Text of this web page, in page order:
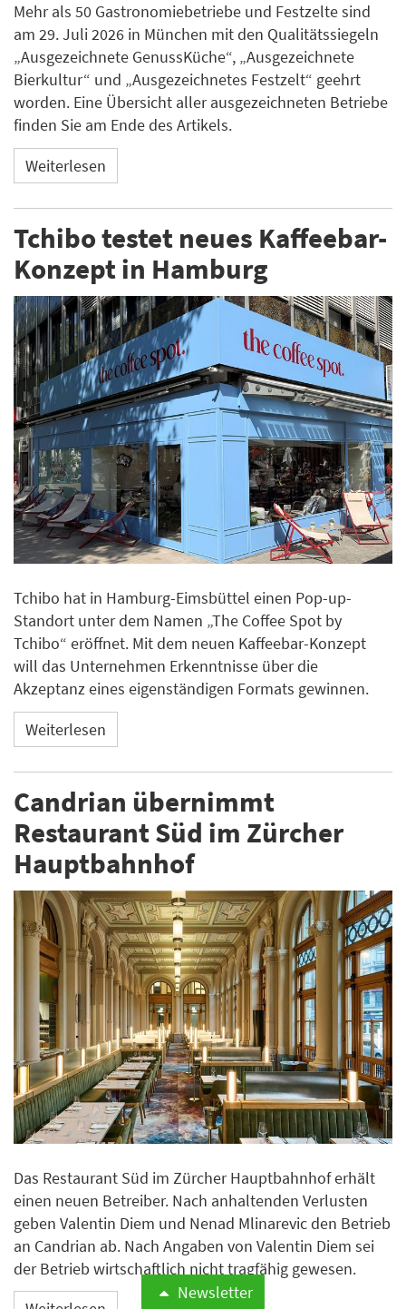
Mehr als 50 Gastronomiebetriebe und Festzelte sind
am 29. Juli 2026 in München mit den Qualitätssiegeln
„Ausgezeichnete GenussKüche“, „Ausgezeichnete
Bierkultur“ und „Ausgezeichnetes Festzelt“ geehrt
worden. Eine Übersicht aller ausgezeichneten Betriebe
finden Sie am Ende des Artikels.
Weiterlesen
Tchibo testet neues Kaffeebar-
Konzept in Hamburg
Tchibo hat in Hamburg-Eimsbüttel einen Pop-up-
Standort unter dem Namen „The Coffee Spot by
Tchibo“ eröffnet. Mit dem neuen Kaffeebar-Konzept
will das Unternehmen Erkenntnisse über die
Akzeptanz eines eigenständigen Formats gewinnen.
Weiterlesen
Candrian übernimmt
Restaurant Süd im Zürcher
Hauptbahnhof
Das Restaurant Süd im Zürcher Hauptbahnhof erhält
einen neuen Betreiber. Nach anhaltenden Verlusten
geben Valentin Diem und Nenad Mlinarevic den Betrieb
an Candrian ab. Nach Angaben von Valentin Diem sei
der Betrieb wirtschaftlich nicht tragfähig gewesen.
Newsletter